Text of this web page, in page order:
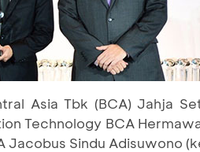
Asia Tbk (BCA) Jahja
Technology BCA
Sindu Adisuwono